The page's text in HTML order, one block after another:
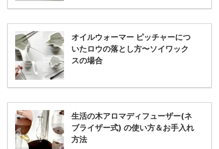
オイルウォーマー ピッチャーにつ
いたロウの落とし方〜ソイワック
スの場合
生活の木アロマディフューザー(ネ
ブライザー式) の使い方＆お手入れ
方法